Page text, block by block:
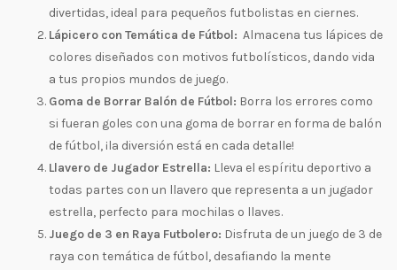
divertidas, ideal para pequeños futbolistas en ciernes.
Lápicero con Temática de Fútbol: Almacena tus lápices de
colores diseñados con motivos futbolísticos, dando vida
a tus propios mundos de juego.
Goma de Borrar Balón de Fútbol: Borra los errores como
si fueran goles con una goma de borrar en forma de balón
de fútbol, ¡la diversión está en cada detalle!
Llavero de Jugador Estrella: Lleva el espíritu deportivo a
todas partes con un llavero que representa a un jugador
estrella, perfecto para mochilas o llaves.
Juego de 3 en Raya Futbolero: Disfruta de un juego de 3 de
raya con temática de fútbol, desafiando la mente